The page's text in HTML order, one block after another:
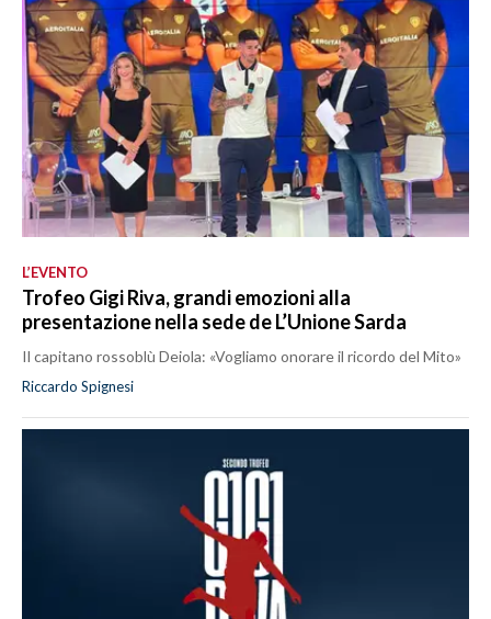
L’EVENTO
Trofeo Gigi Riva, grandi emozioni alla
presentazione nella sede de L’Unione Sarda
Il capitano rossoblù Deiola: «Vogliamo onorare il ricordo del Mito»
Riccardo Spignesi